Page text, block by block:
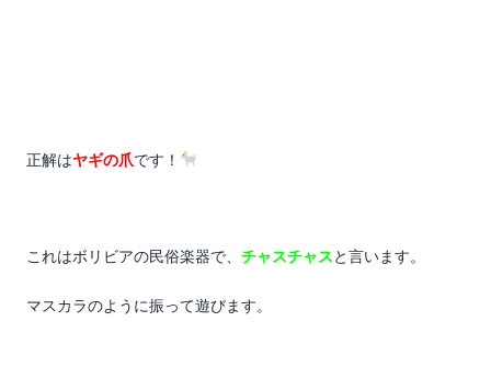
正解はヤギの爪です！
これはボリビアの民俗楽器で、 チャスチャス と言います。
マスカラのように振って遊びます。